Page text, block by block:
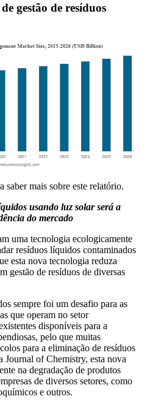
gestão de resíduos
saber mais sobre este relatório.
usando luz solar será a
do mercado
uma tecnologia ecologicamente
resíduos líquidos contaminados
esta nova tecnologia reduza
gestão de resíduos de diversas
sempre foi um desafio para as
que operam no setor
disponíveis para a
pelo que muitas
para a eliminação de resíduos
of Chemistry, esta nova
na degradação de produtos
de diversos setores, como
e outros.